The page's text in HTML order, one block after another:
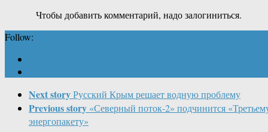
Чтобы добавить комментарий, надо залогиниться.
Follow:
Next storyРусский Крым решает водную проблему
Previous story «Северный поток-2» подчинится
энергопакету»